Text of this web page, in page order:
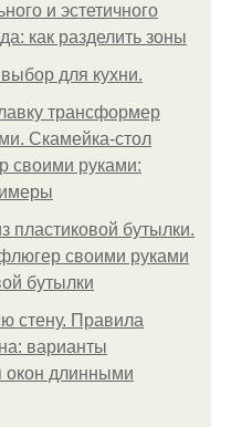
и эстетичного
как разделить зоны
для кухни.
трансформер
Скамейка-стол
своими руками:
пластиковой бутылки.
своими руками
бутылки
стену. Правила
варианты
длинными